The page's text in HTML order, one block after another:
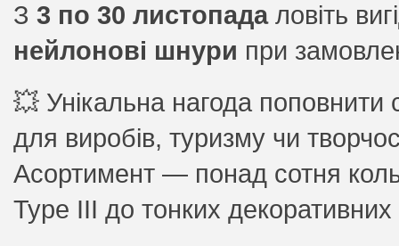
З 3 по 30 листопадаловіть
нейлонові шнури при
💥 Унікальна нагода поповнити
для виробів, туризму чи
Асортимент — понад сотня
Type III до тонких